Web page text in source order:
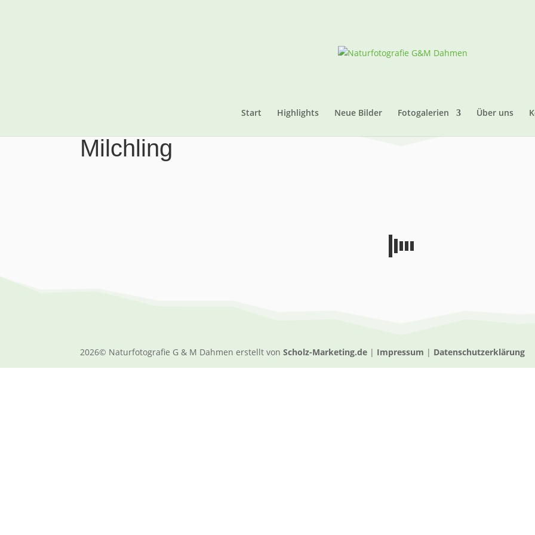
Start Highlights Neue Bilder Fotogalerien Über uns
Milchling
2026© Naturfotografie G & M Dahmen erstellt vonScholz-Marketing.de | Impressum | Datenschutzerklärung